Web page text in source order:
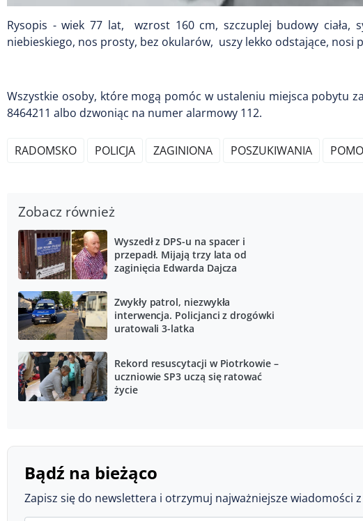
Rysopis - wiek 77 lat, wzrost 160 cm, szczuplej budowy ciała,
niebieskiego, nos prosty, bez okularów, uszy lekko odstające,
Wszystkie osoby, które mogą pomóc w ustaleniu miejsca pobytu
8464211 albo dzwoniąc na numer alarmowy 112.
RADOMSKO POLICJA ZAGINIONA POSZUKIWANIA
Zobacz również
Wyszedł z DPS-u na spacer i
przepadł. Mijają trzy lata od
zaginięcia Edwarda Dajcza
Zwykły patrol, niezwykła
interwencja. Policjanci z drogówki
uratowali 3-latka
Rekord resuscytacji w Piotrkowie –
uczniowie SP3 uczą się ratować
życie
Bądź na bieżąco
Zapisz się do newslettera i otrzymuj najważniejsze wiadomości